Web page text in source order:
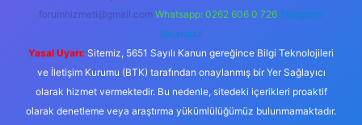
forumhizmeti@gmail.com Whatsapp: 0262 606 0 726 Telegram:
@karabul
Yasal Uyarı: Sitemiz, 5651 Sayılı Kanun gereğince Bilgi Teknolojileri
ve İletişim Kurumu (BTK) tarafından onaylanmış bir Yer Sağlayıcı
olarak hizmet vermektedir. Bu nedenle, sitedeki içerikleri proaktif
olarak denetleme veya araştırma yükümlülüğümüz bulunmamaktadır.